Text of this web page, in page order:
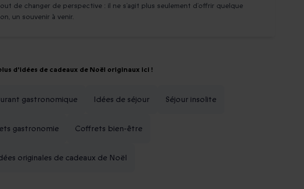
de changer de perspective : il ne s’agit plus seulement d’offrir quelque
un souvenir à venir.
d'idées de cadeaux de Noël originaux ici !
gastronomique Idées de séjour Séjour insolite
gastronomie Coffrets bien-être
originales de cadeaux de Noël